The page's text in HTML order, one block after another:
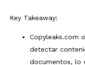
Key Takeaway:
Copyleaks.com
detectar
documentos, lo